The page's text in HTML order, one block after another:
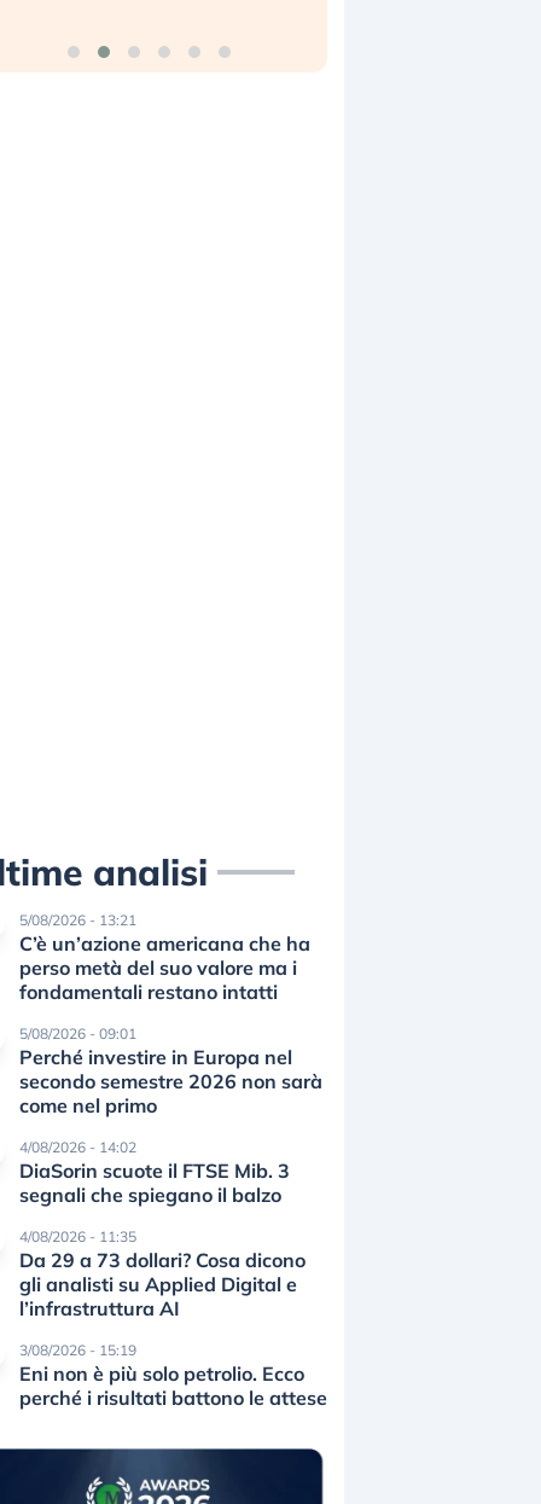
analisi
5/08/2026 - 13:21
C’è un’azione americana che ha
perso metà del suo valore ma i
fondamentali restano intatti
5/08/2026 - 09:01
Perché investire in Europa nel
secondo semestre 2026 non sarà
come nel primo
4/08/2026 - 14:02
DiaSorin scuote il FTSE Mib. 3
segnali che spiegano il balzo
4/08/2026 - 11:35
Da 29 a 73 dollari? Cosa dicono
gli analisti su Applied Digital e
l’infrastruttura AI
3/08/2026 - 15:19
Eni non è più solo petrolio. Ecco
perché i risultati battono le attese